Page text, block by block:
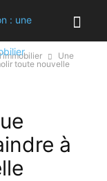
Une
toute nouvelle
à